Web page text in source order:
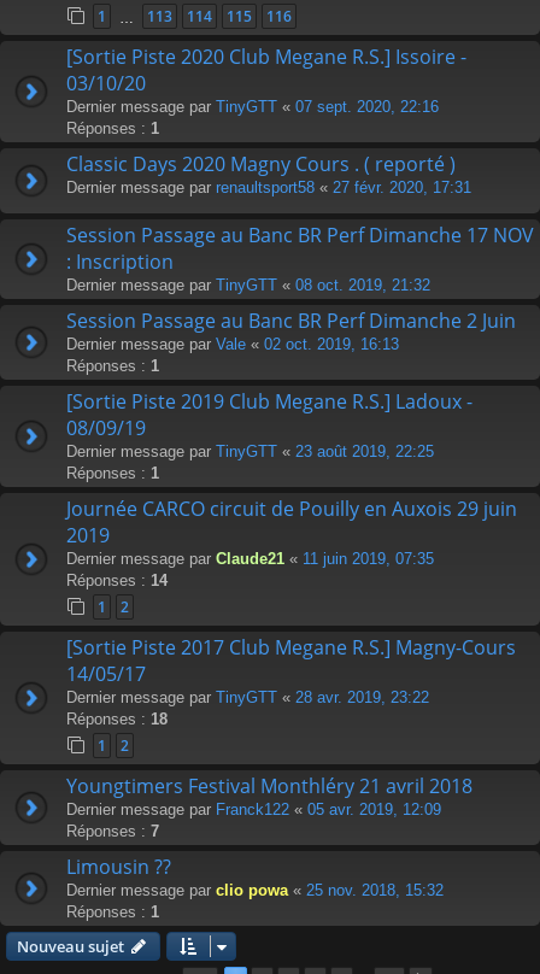
1 113 114 115 116
[Sortie Piste 2020 Club Megane R.S.] Issoire -
03/10/20
Dernier message par TinyGTT « 07 sept. 2020, 22:16
Réponses : 1
Classic Days 2020 Magny Cours . ( reporté )
Dernier message par renaultsport58 « 27 févr. 2020, 17:31
Session Passage au Banc BR Perf Dimanche 17 NOV
: Inscription
Dernier message par TinyGTT « 08 oct. 2019, 21:32
Session Passage au Banc BR Perf Dimanche 2 Juin
Dernier message par Vale « 02 oct. 2019, 16:13
Réponses : 1
[Sortie Piste 2019 Club Megane R.S.] Ladoux -
08/09/19
Dernier message par TinyGTT « 23 août 2019, 22:25
Réponses : 1
Journée CARCO circuit de Pouilly en Auxois 29 juin
2019
Dernier message par Claude21 « 11 juin 2019, 07:35
Réponses : 14
1 2
[Sortie Piste 2017 Club Megane R.S.] Magny-Cours
14/05/17
Dernier message par TinyGTT « 28 avr. 2019, 23:22
Réponses : 18
1 2
Youngtimers Festival Monthléry 21 avril 2018
Dernier message par Franck122 « 05 avr. 2019, 12:09
Réponses : 7
Limousin ??
Dernier message par clio powa « 25 nov. 2018, 15:32
Réponses : 1
Nouveau sujet